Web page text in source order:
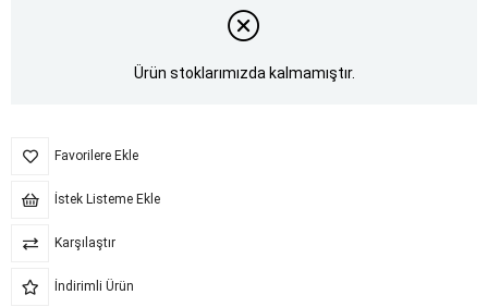
Ürün stoklarımızda kalmamıştır.
Favorilere Ekle
İstek Listeme Ekle
Karşılaştır
İndirimli Ürün